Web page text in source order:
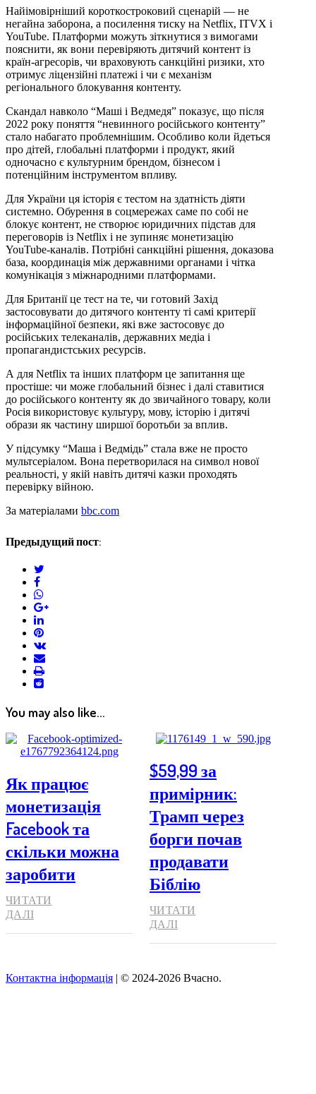
Найімовірніший короткостроковий сценарій — не
негайна заборона, а посилення тиску на Netflix, ITVX і
YouTube. Платформи можуть зіткнутися з вимогами
пояснити, як вони перевіряють дитячий контент із
країн-агресорів, чи враховують санкційні ризики, хто
отримує ліцензійні платежі і чи є механізм
регіонального блокування контенту.
Скандал навколо “Маші і Ведмедя” показує, що після
2022 року поняття “невинного російського контенту”
стало набагато проблемнішим. Особливо коли йдеться
про дітей, глобальні платформи і продукт, який
одночасно є культурним брендом, бізнесом і
потенційним інструментом впливу.
Для України ця історія є тестом на здатність діяти
системно. Обурення в соцмережах саме по собі не
блокує контент, не створює юридичних підстав для
переговорів із Netflix і не зупиняє монетизацію
YouTube-каналів. Потрібні санкційні рішення, доказова
база, координація між державними органами і чітка
комунікація з міжнародними платформами.
Для Британії це тест на те, чи готовий Захід
застосовувати до дитячого контенту ті самі критерії
інформаційної безпеки, які вже застосовує до
російських телеканалів, державних медіа і
пропагандистських ресурсів.
А для Netflix та інших платформ це запитання ще
простіше: чи може глобальний бізнес і далі ставитися
до російського контенту як до звичайного товару, коли
Росія використовує культуру, мову, історію і дитячі
образи як частину ширшої боротьби за вплив.
У підсумку “Маша і Ведмідь” стала вже не просто
мультсеріалом. Вона перетворилася на символ нової
реальності, у якій навіть дитячі казки проходять
перевірку війною.
За матеріалами bbc.com
Предыдущий пост:
facebook
google+
linkedin
pinterest
vkontakte
email
print
reddit
reddit
You may also like...
Як працює
монетизація
Facebook та
скільки можна
заробити
ЧИТАТИ
ДАЛІ
$59,99 за
примірник:
Трамп через
борги почав
продавати
Біблію
ЧИТАТИ
ДАЛІ
Контактна інформація | © 2024-2026 Вчасно.